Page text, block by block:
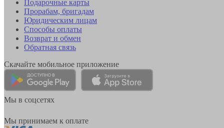
Подарочные карты
Прорабам, бригадам
Юридическим лицам
Способы оплаты
Возврат и обмен
Обратная связь
Скачайте мобильное приложение
Мы в соцсетях
Мы принимаем к оплате